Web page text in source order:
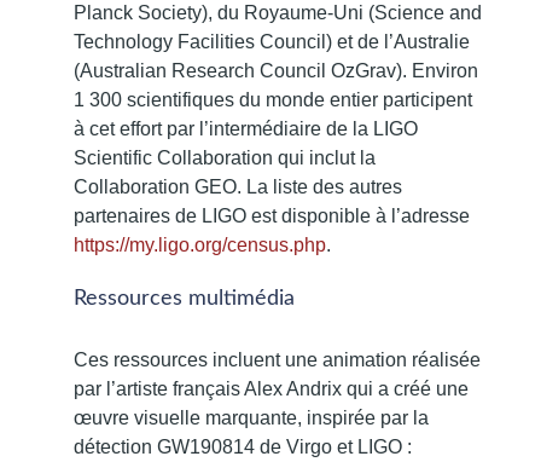
Planck Society), du Royaume-Uni (Science and
Technology Facilities Council) et de l’Australie
(Australian Research Council OzGrav). Environ
1 300 scientifiques du monde entier participent
à cet effort par l’intermédiaire de la LIGO
Scientific Collaboration qui inclut la
Collaboration GEO. La liste des autres
partenaires de LIGO est disponible à l’adresse
https://my.ligo.org/census.php.
Ressources multimédia
Ces ressources incluent une animation réalisée
par l’artiste français Alex Andrix qui a créé une
œuvre visuelle marquante, inspirée par la
détection GW190814 de Virgo et LIGO :